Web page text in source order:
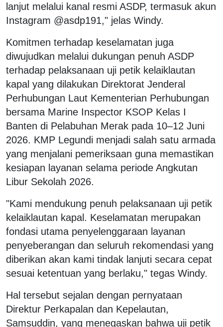
lanjut melalui kanal resmi ASDP, termasuk akun
Instagram @asdp191," jelas Windy.
Komitmen terhadap keselamatan juga
diwujudkan melalui dukungan penuh ASDP
terhadap pelaksanaan uji petik kelaiklautan
kapal yang dilakukan Direktorat Jenderal
Perhubungan Laut Kementerian Perhubungan
bersama Marine Inspector KSOP Kelas I
Banten di Pelabuhan Merak pada 10–12 Juni
2026. KMP Legundi menjadi salah satu armada
yang menjalani pemeriksaan guna memastikan
kesiapan layanan selama periode Angkutan
Libur Sekolah 2026.
"Kami mendukung penuh pelaksanaan uji petik
kelaiklautan kapal. Keselamatan merupakan
fondasi utama penyelenggaraan layanan
penyeberangan dan seluruh rekomendasi yang
diberikan akan kami tindak lanjuti secara cepat
sesuai ketentuan yang berlaku," tegas Windy.
Hal tersebut sejalan dengan pernyataan
Direktur Perkapalan dan Kepelautan,
Samsuddin, yang menegaskan bahwa uji petik